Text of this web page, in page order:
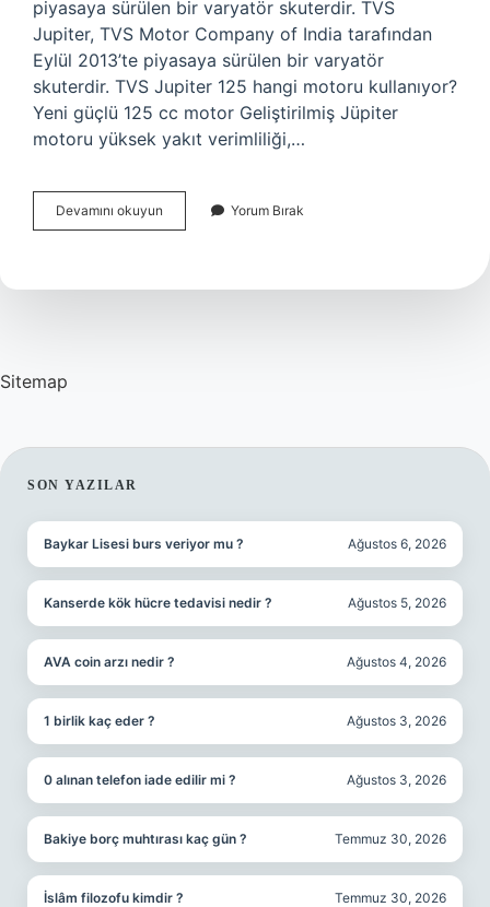
piyasaya sürülen bir varyatör skuterdir. TVS
Jupiter, TVS Motor Company of India tarafından
Eylül 2013’te piyasaya sürülen bir varyatör
skuterdir. TVS Jupiter 125 hangi motoru kullanıyor?
Yeni güçlü 125 cc motor Geliştirilmiş Jüpiter
motoru yüksek yakıt verimliliği,…
Devamını okuyun
Honda
Yorum Bırak
Sitemap
SIDEBAR
SON YAZILAR
Baykar Lisesi burs veriyor mu ? Ağustos 6, 2026
Kanserde kök hücre tedavisi nedir ? Ağustos 5, 2026
AVA coin arzı nedir ? Ağustos 4, 2026
1 birlik kaç eder ? Ağustos 3, 2026
0 alınan telefon iade edilir mi ? Ağustos 3, 2026
Bakiye borç muhtırası kaç gün ? Temmuz 30, 2026
İslâm filozofu kimdir ? Temmuz 30, 2026